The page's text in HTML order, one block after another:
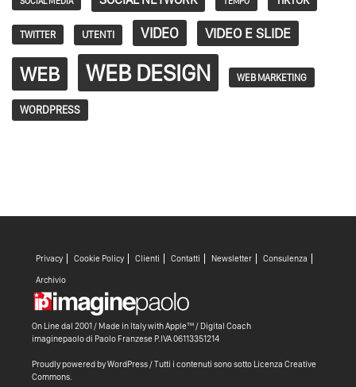
TWITTER UTENTI VIDEO VIDEO E SLIDE
WEB WEB DESIGN WEB MARKETING
WORDPRESS
Privacy Cookie Policy Clienti Contatti Newsletter Consulenza
Archivio
On Line dal 2001 / Made in Italy withApple™ / Digital Coach
imaginepaolo di Paolo Franzese P.IVA 06113351214
Proudly powered by WordPress/ Tutti i contenuti sono sotto Licenza Creative
Commons.